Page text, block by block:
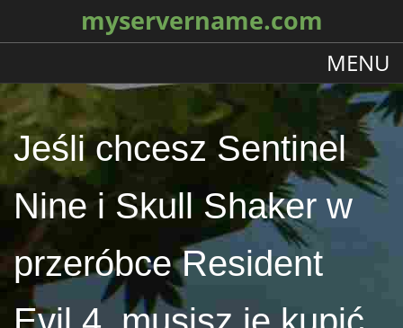
myservername.com
MENU
Jeśli chcesz Sentinel
Nine i Skull Shaker w
przeróbce Resident